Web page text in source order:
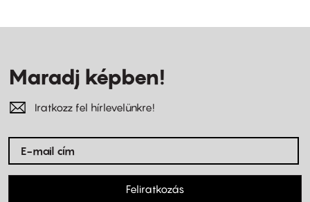
Maradj képben!
Iratkozz fel hírlevelünkre!
Feliratkozás